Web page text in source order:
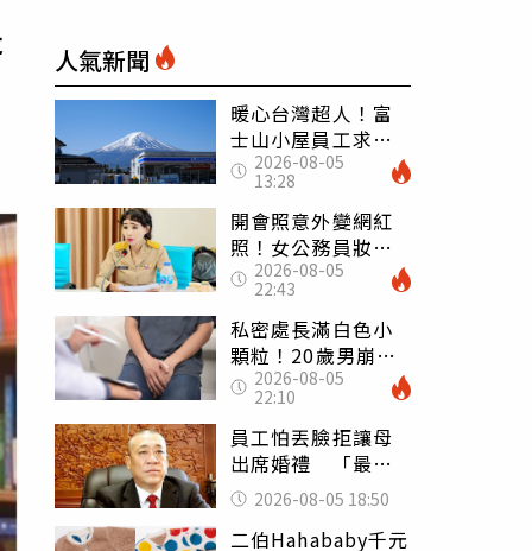
人氣新聞
暖心台灣超人！富
士山小屋員工求助
「想活下去」 山
友狂背物資上山：
台灣真的是寶島
2026-08-05
13:28
開會照意外變網紅
照！女公務員妝容
掀2千則留言 本人
怒嗆：化妝有錯嗎
2026-08-05
22:43
私密處長滿白色小
顆粒！20歲男崩潰
求診 醫曝5大真相
別再誤會
2026-08-05
22:10
員工怕丟臉拒讓母
出席婚禮 「最愛
發錢老闆」震怒開
除：我看不起你
2026-08-05 18:50
二伯Hahababy千元